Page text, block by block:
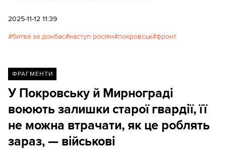
2025-11-12 11:39
битва за донбас наступ росіян покровськ фронт
ФРАГМЕНТИ
У Покровську й Мирнограді
воюють залишки старої гвардії, її
не можна втрачати, як це роблять
зараз, — військові